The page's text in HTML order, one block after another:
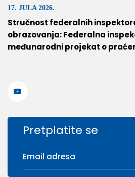
17. JULA 2026.
Stručnost federalnih
obrazovanja: Federalna
međunarodni projekat o
Pretplatite se